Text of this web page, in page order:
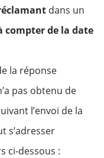
dans un
compter de la date
la réponse
pas obtenu de
l’envoi de la
s’adresser
ci-dessous :